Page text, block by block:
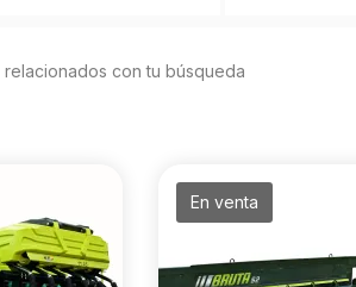
relacionados con tu búsqueda
En venta